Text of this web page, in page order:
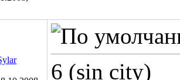
6 (sin city)